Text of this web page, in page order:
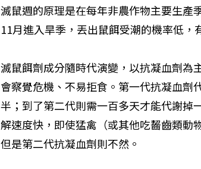
滅鼠週的原理是在每年非農作物主要生產
11月進入旱季，丟出鼠餌受潮的機率低，
滅鼠餌劑成分隨時代演變，以抗凝血劑為
會察覺危機、不易拒食。第一代抗凝血劑
半；到了第二代則需一百多天才能代謝掉
解速度快，即使猛禽（或其他吃齧齒類動
但是第二代抗凝血劑則不然。